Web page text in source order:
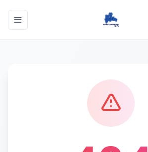
Toggle navigation menu